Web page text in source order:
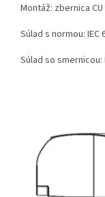
Montáž: zbernica CU
Súlad s normou: IEC
Súlad so smernicou: